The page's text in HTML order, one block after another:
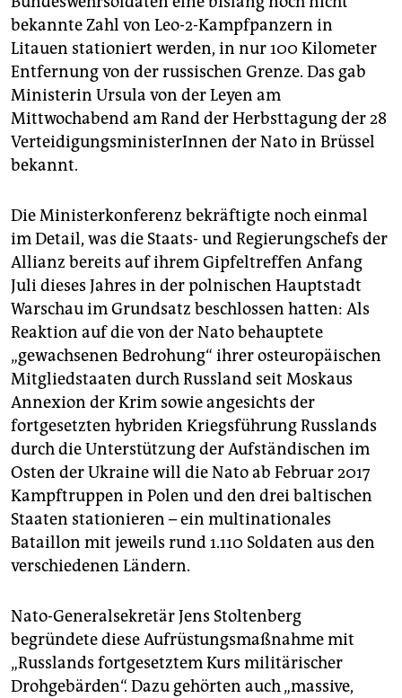
bekannte Zahl von Leo-2-Kampfpanzern in
Litauen stationiert werden, in nur 100 Kilometer
Entfernung von der russischen Grenze. Das gab
Ministerin Ursula von der Leyen am
Mittwochabend am Rand der Herbsttagung der 28
VerteidigungsministerInnen der Nato in Brüssel
bekannt.
Die Ministerkonferenz bekräftigte noch einmal
im Detail, was die Staats- und Regierungschefs der
Allianz bereits auf ihrem Gipfeltreffen Anfang
Juli dieses Jahres in der polnischen Hauptstadt
Warschau im Grundsatz beschlossen hatten: Als
Reaktion auf die von der Nato behauptete
„gewachsenen Bedrohung“ ihrer osteuropäischen
Mitgliedstaaten durch Russland seit Moskaus
Annexion der Krim sowie angesichts der
fortgesetzten hybriden Kriegsführung Russlands
durch die Unterstützung der Aufständischen im
Osten der Ukraine will die Nato ab Februar 2017
Kampftruppen in Polen und den drei baltischen
Staaten stationieren – ein multinationales
Bataillon mit jeweils rund 1.110 Soldaten aus den
verschiedenen Ländern.
Nato-Generalsekretär Jens Stoltenberg
begründete diese Aufrüstungsmaßnahme mit
„Russlands fortgesetztem Kurs militärischer
Drohgebärden“. Dazu gehörten auch „massive,